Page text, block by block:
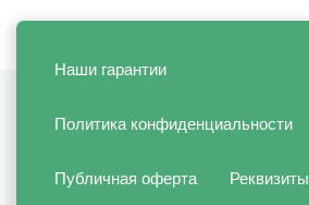
Наши гарантии
Политика конфиденциальности
Публичная оферта Реквизиты